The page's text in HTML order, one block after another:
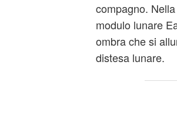
compagno.
modulo lunare
ombra che si
distesa lunare.